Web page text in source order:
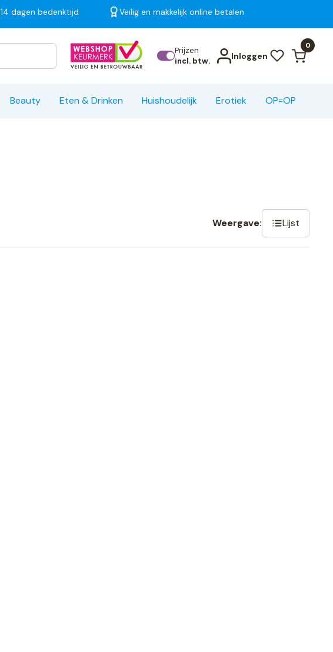
14 dagen bedenktijd Veilig en makkelijk online betalen
Prijzen
incl. btw.
Inloggen
0
Beauty Eten & Drinken Huishoudelijk Erotiek OP=OP
Bekijk alle resultaten
Weergave: Lijst